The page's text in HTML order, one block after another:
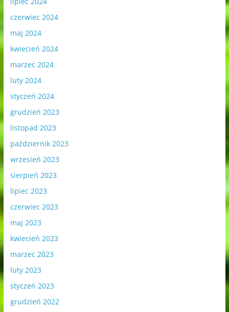
czerwiec 2024
maj 2024
kwiecień 2024
marzec 2024
luty 2024
styczeń 2024
grudzień 2023
listopad 2023
październik 2023
wrzesień 2023
sierpień 2023
lipiec 2023
czerwiec 2023
maj 2023
kwiecień 2023
marzec 2023
luty 2023
styczeń 2023
grudzień 2022